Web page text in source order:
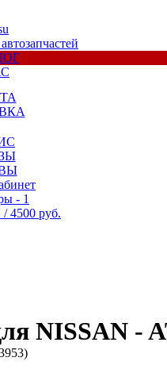
- 1
/ 4500 руб.
NISSAN -